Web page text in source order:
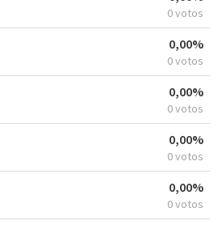
0 votos
0,00%
0 votos
0,00%
0 votos
0,00%
0 votos
0,00%
0 votos